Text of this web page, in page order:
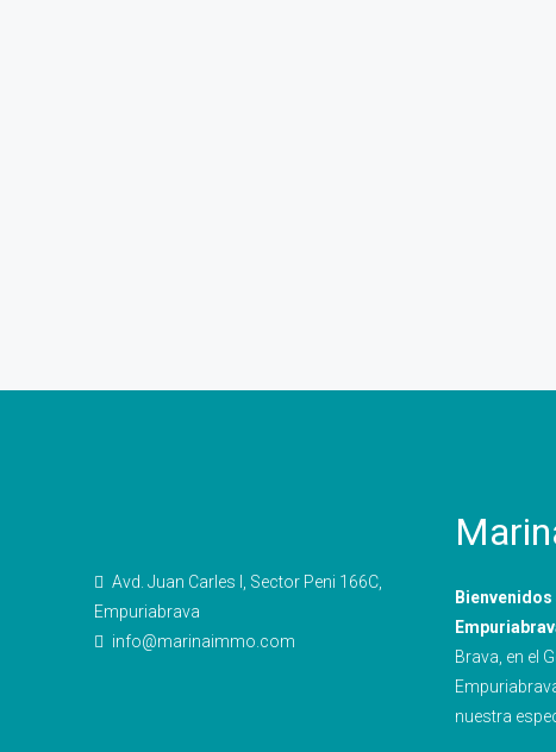
Avd. Juan Carles I, Sector Peni 166C,
Empuriabrava
info@marinaimmo.com
Brava, en el
nuestra